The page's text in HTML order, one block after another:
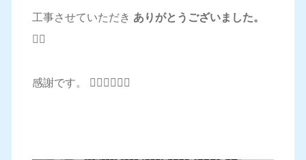
工事させていただき ありがとうございました。
🙇‍♂️
感謝です。 🙇‍♂️🙇‍♂️🙇‍♂️